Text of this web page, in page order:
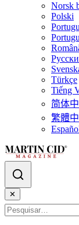
Norsk
Polski
Türkçe
Tiếng
简体
繁體
✕